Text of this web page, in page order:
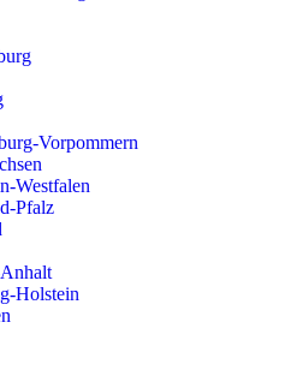
Vorpommern
Westfalen
Pfalz
Holstein